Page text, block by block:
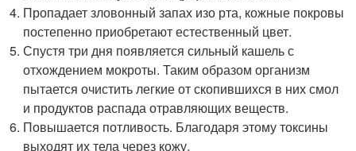
Пропадает зловонный запах изо рта, кожные покровы
постепенно приобретают естественный цвет.
Спустя три дня появляется сильный кашель с
отхождением мокроты. Таким образом организм
пытается очистить легкие от скопившихся в них смол
и продуктов распада отравляющих веществ.
Повышается потливость. Благодаря этому токсины
выходят их тела через кожу.